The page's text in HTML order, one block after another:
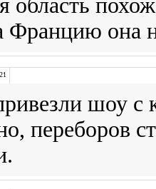
область
Францию она
шоу с
переборов